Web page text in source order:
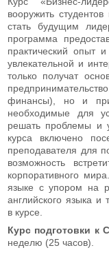
вооружить
стать будущим
программа
практический опыт
увлекательной и
только получат
финансы), но и
необходимые для
решать проблемы и
курса включено
преподавателя для
возможность
корпоративного
языке с упором на
английского языка и
в курсе.
Курс подготовки к
неделю (25 часов).